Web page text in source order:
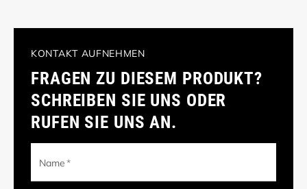
KONTAKT AUFNEHMEN
FRAGEN ZU DIESEM PRODUKT?
SCHREIBEN SIE UNS ODER
RUFEN SIE UNS AN.
Name*